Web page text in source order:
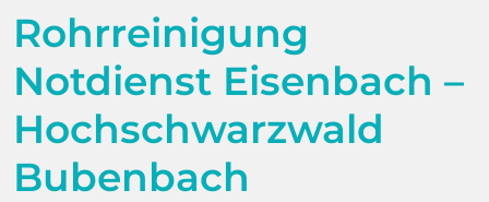
Rohrreinigung
Notdienst Eisenbach –
Hochschwarzwald
Bubenbach